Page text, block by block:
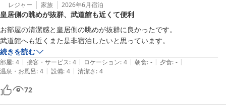
レジャー 家族 2026年6月宿泊
皇居側の眺めが抜群、武道館も近くて便利
お部屋の清潔感と皇居側の眺めが抜群に良かったです。
続きを読む
部屋: 4 | 接客・サービス: 4 | ロケーション: 4 | 朝食: - | 夕食: - |
温泉・お風呂: 4 | 設備: 4 | 清潔さ: 4
72